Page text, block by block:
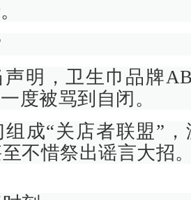
声明，卫生巾品牌
度被骂到自闭。
成“关店者联盟”
不惜祭出谣言大招